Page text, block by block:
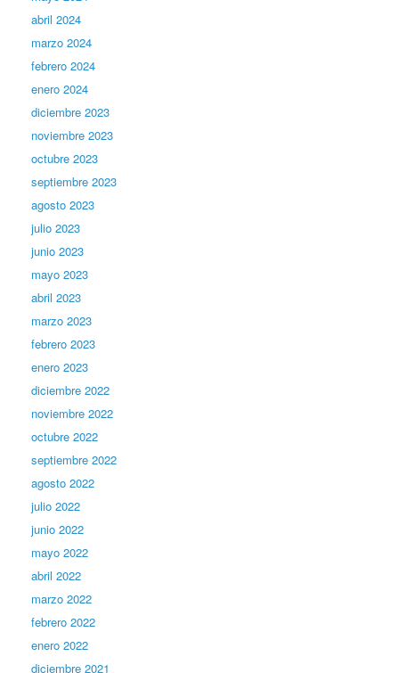
abril 2024
marzo 2024
febrero 2024
enero 2024
diciembre 2023
noviembre 2023
octubre 2023
septiembre 2023
agosto 2023
julio 2023
junio 2023
mayo 2023
abril 2023
marzo 2023
febrero 2023
enero 2023
diciembre 2022
noviembre 2022
octubre 2022
septiembre 2022
agosto 2022
julio 2022
junio 2022
mayo 2022
abril 2022
marzo 2022
febrero 2022
enero 2022
diciembre 2021